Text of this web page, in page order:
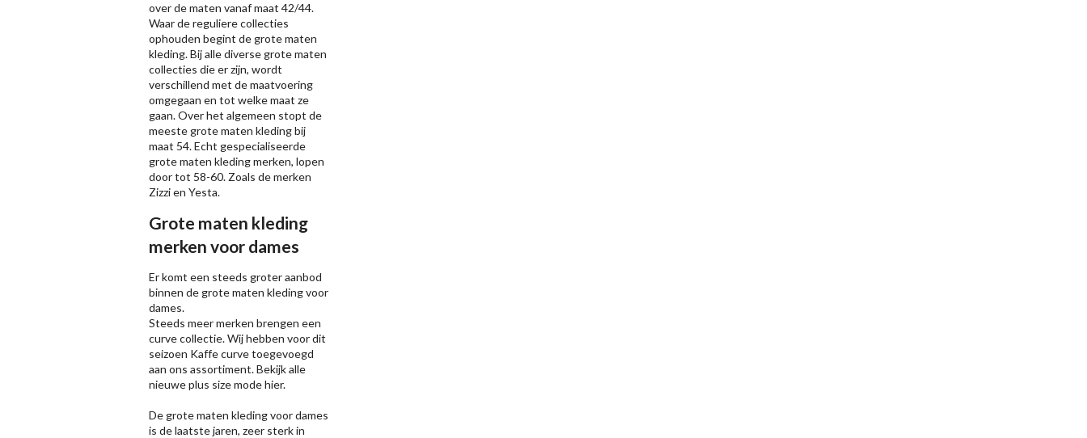
over de maten vanaf maat 42/44.
Waar de reguliere collecties
ophouden begint de grote maten
kleding. Bij alle diverse grote maten
collecties die er zijn, wordt
verschillend met de maatvoering
omgegaan en tot welke maat ze
gaan. Over het algemeen stopt de
meeste grote maten kleding bij
maat 54. Echt gespecialiseerde
grote maten kleding merken, lopen
door tot 58-60. Zoals de merken
Zizzien Yesta.
Grote maten kleding
merken voor dames
Er komt een steeds groter aanbod
binnen de grote maten kleding voor
dames.
Steeds meer merken brengen een
curve collectie. Wij hebben voor dit
seizoen Kaffecurve toegevoegd
aan ons assortiment. Bekijk alle
nieuweplus size modehier.
De grote maten kleding voor dames
is de laatste jaren, zeer sterk in